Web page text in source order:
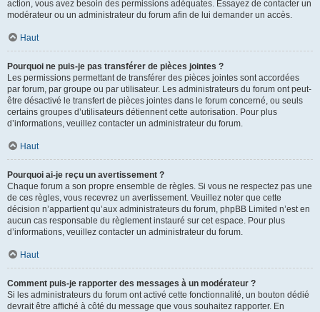
action, vous avez besoin des permissions adéquates. Essayez de contacter un
modérateur ou un administrateur du forum afin de lui demander un accès.
Haut
Pourquoi ne puis-je pas transférer de pièces jointes ?
Les permissions permettant de transférer des pièces jointes sont accordées
par forum, par groupe ou par utilisateur. Les administrateurs du forum ont peut-
être désactivé le transfert de pièces jointes dans le forum concerné, ou seuls
certains groupes d’utilisateurs détiennent cette autorisation. Pour plus
d’informations, veuillez contacter un administrateur du forum.
Haut
Pourquoi ai-je reçu un avertissement ?
Chaque forum a son propre ensemble de règles. Si vous ne respectez pas une
de ces règles, vous recevrez un avertissement. Veuillez noter que cette
décision n’appartient qu’aux administrateurs du forum, phpBB Limited n’est en
aucun cas responsable du règlement instauré sur cet espace. Pour plus
d’informations, veuillez contacter un administrateur du forum.
Haut
Comment puis-je rapporter des messages à un modérateur ?
Si les administrateurs du forum ont activé cette fonctionnalité, un bouton dédié
devrait être affiché à côté du message que vous souhaitez rapporter. En